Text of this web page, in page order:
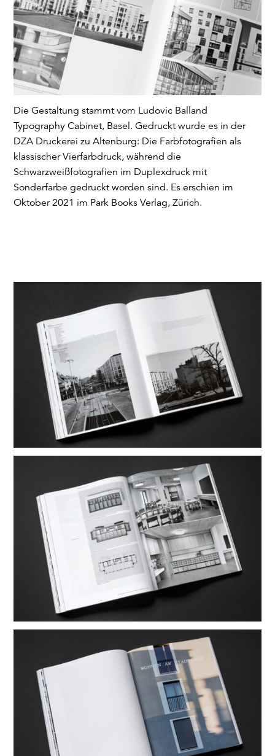
Die Gestaltung stammt vom Ludovic Balland
Typography Cabinet, Basel. Gedruckt wurde es in der
DZA Druckerei zu Altenburg: Die Farbfotografien als
klassischer Vierfarbdruck, während die
Schwarzweißfotografien im Duplexdruck mit
Sonderfarbe gedruckt worden sind. Es erschien im
Oktober 2021 im Park Books Verlag, Zürich.